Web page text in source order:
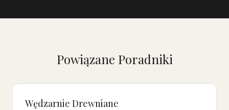
Powiązane Poradniki
Wędzarnie Drewniane